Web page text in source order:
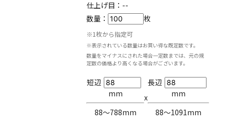
仕上げ目： --
数量：
枚
※1枚から指定可
※表示されている数量はお買い得な既定数です。
数量をマイナスにされた場合一定数までは、元の規
定数の価格より高くなる場合がございます。
短辺
mm
88〜788mm
x
長辺
mm
88〜1091mm